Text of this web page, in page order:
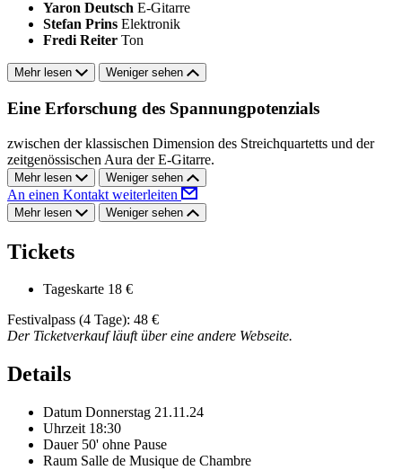
Yaron Deutsch E-Gitarre
Stefan Prins Elektronik
Fredi Reiter Ton
Mehr lesen Weniger sehen
Eine Erforschung des Spannungpotenzials
zwischen der klassischen Dimension des Streichquartetts und der
zeitgenössischen Aura der E-Gitarre.
Mehr lesen Weniger sehen
An einen Kontakt weiterleiten
Mehr lesen Weniger sehen
Tickets
Tageskarte 18 €
Festivalpass (4 Tage): 48 €
Der Ticketverkauf läuft über eine andere Webseite.
Details
Datum Donnerstag 21.11.24
Uhrzeit 18:30
Dauer 50' ohne Pause
Raum Salle de Musique de Chambre